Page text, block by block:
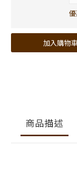
加入購物車
商品描述